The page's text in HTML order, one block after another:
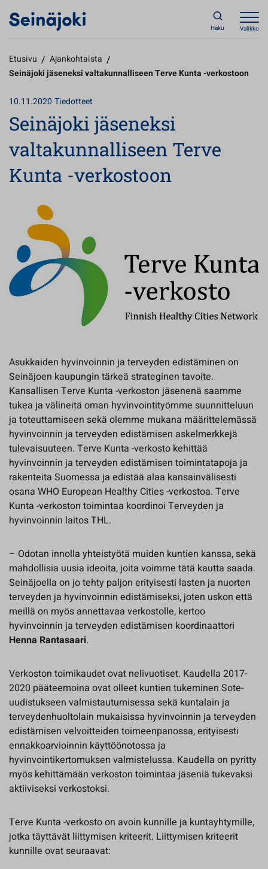
Haku Valikko
Etusivu / Ajankohtaista /
Seinäjoki jäseneksi valtakunnalliseen Terve Kunta -verkostoon
10.11.2020 Tiedotteet
Seinäjoki jäseneksi
valtakunnalliseen Terve
Kunta -verkostoon
Asukkaiden hyvinvoinnin ja terveyden edistäminen on
Seinäjoen kaupungin tärkeä strateginen tavoite.
Kansallisen Terve Kunta -verkoston jäsenenä saamme
tukea ja välineitä oman hyvinvointityömme suunnitteluun
ja toteuttamiseen sekä olemme mukana määrittelemässä
hyvinvoinnin ja terveyden edistämisen askelmerkkejä
tulevaisuuteen. Terve Kunta -verkosto kehittää
hyvinvoinnin ja terveyden edistämisen toimintatapoja ja
rakenteita Suomessa ja edistää alaa kansainvälisesti
osana WHO European Healthy Cities -verkostoa. Terve
Kunta -verkoston toimintaa koordinoi Terveyden ja
hyvinvoinnin laitos THL.
– Odotan innolla yhteistyötä muiden kuntien kanssa, sekä
mahdollisia uusia ideoita, joita voimme tätä kautta saada.
Seinäjoella on jo tehty paljon erityisesti lasten ja nuorten
terveyden ja hyvinvoinnin edistämiseksi, joten uskon että
meillä on myös annettavaa verkostolle, kertoo
hyvinvoinnin ja terveyden edistämisen koordinaattori
Henna Rantasaari.
Verkoston toimikaudet ovat nelivuotiset. Kaudella 2017-
2020 pääteemoina ovat olleet kuntien tukeminen Sote-
uudistukseen valmistautumisessa sekä kuntalain ja
terveydenhuoltolain mukaisissa hyvinvoinnin ja terveyden
edistämisen velvoitteiden toimeenpanossa, erityisesti
ennakkoarvioinnin käyttöönotossa ja
hyvinvointikertomuksen valmistelussa. Kaudella on pyritty
myös kehittämään verkoston toimintaa jäseniä tukevaksi
aktiiviseksi verkostoksi.
Terve Kunta -verkosto on avoin kunnille ja kuntayhtymille,
jotka täyttävät liittymisen kriteerit. Liittymisen kriteerit
kunnille ovat seuraavat: